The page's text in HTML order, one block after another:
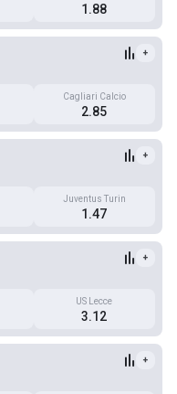
1.88
+
Cagliari Calcio
2.85
+
Juventus Turin
1.47
+
US Lecce
3.12
+